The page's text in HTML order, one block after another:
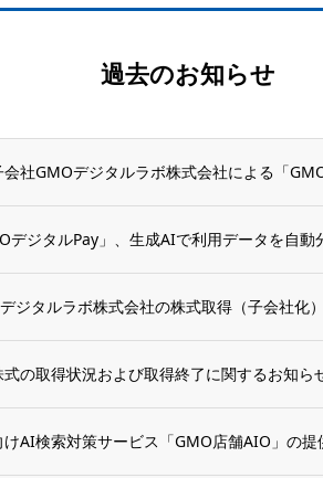
過去のお知らせ
会社GMOデジタルラボ株式会社による「
デジタルPay」、生成AIで利用データを自
ジタルラボ株式会社の株式取得（子会社化
式の取得状況および取得終了に関するお知ら
けAI検索対策サービス「GMO店舗AIO」の